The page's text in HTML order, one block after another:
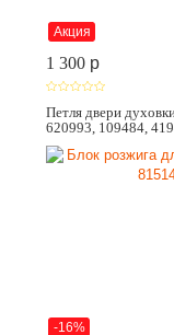
Акция
1 300 p
Петля двери
620993, 109484,
-16%